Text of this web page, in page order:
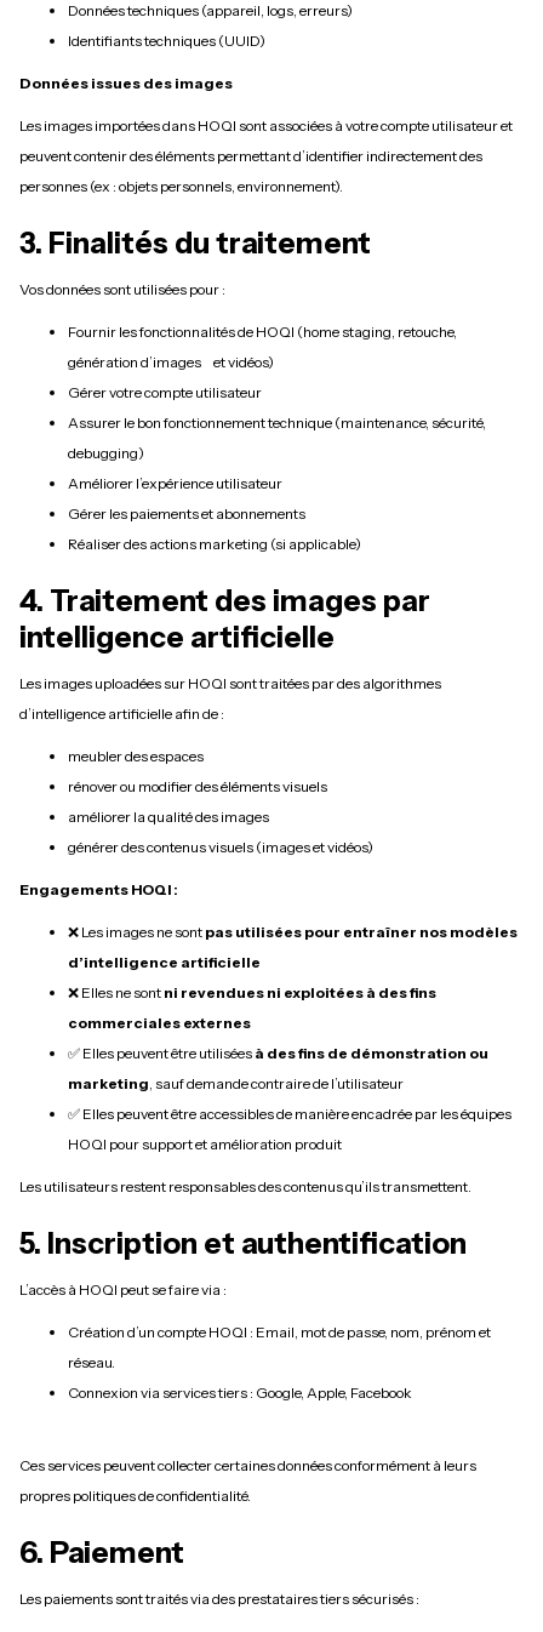
Données techniques (appareil, logs, erreurs)
Identifiants techniques (UUID)
Données issues des images
Les images importées dans HOQI sont associées à votre compte utilisateur et
peuvent contenir des éléments permettant d’identifier indirectement des
personnes (ex : objets personnels, environnement).
3. Finalités du traitement
Vos données sont utilisées pour :
Fournir les fonctionnalités de HOQI (home staging, retouche,
génération d’images et vidéos)
Gérer votre compte utilisateur
Assurer le bon fonctionnement technique (maintenance, sécurité,
debugging)
Améliorer l’expérience utilisateur
Gérer les paiements et abonnements
Réaliser des actions marketing (si applicable)
4. Traitement des images par
intelligence artificielle
Les images uploadées sur HOQI sont traitées par des algorithmes
d’intelligence artificielle afin de :
meubler des espaces
rénover ou modifier des éléments visuels
améliorer la qualité des images
générer des contenus visuels (images et vidéos)
Engagements HOQI :
❌ Les images ne sont pas utilisées pour entraîner nos modèles
d’intelligence artificielle
❌ Elles ne sont ni revendues ni exploitées à des fins
commerciales externes
✅ Elles peuvent être utilisées à des fins de démonstration ou
marketing, sauf demande contraire de l’utilisateur
✅ Elles peuvent être accessibles de manière encadrée par les équipes
HOQI pour support et amélioration produit
Les utilisateurs restent responsables des contenus qu’ils transmettent.
5. Inscription et authentification
L’accès à HOQI peut se faire via :
Création d’un compte HOQI : Email, mot de passe, nom, prénom et
réseau.
Connexion via services tiers : Google, Apple, Facebook
Ces services peuvent collecter certaines données conformément à leurs
propres politiques de confidentialité.
6. Paiement
Les paiements sont traités via des prestataires tiers sécurisés :